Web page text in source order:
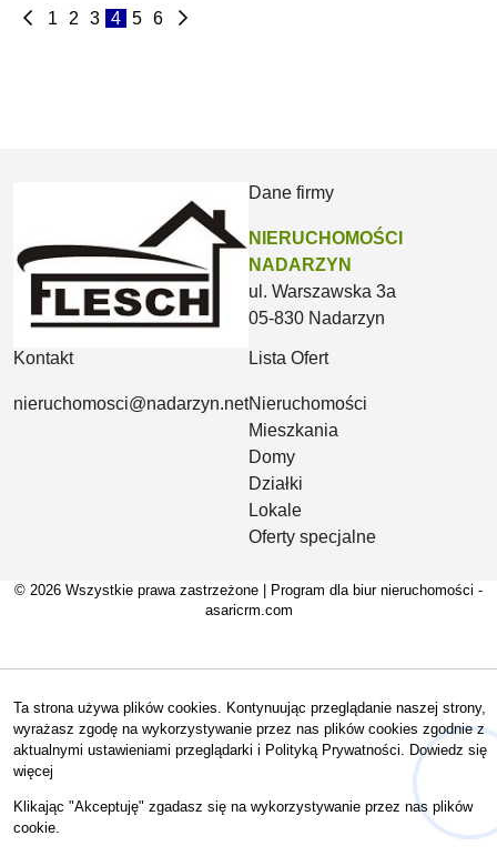
1 2 3 4 5 6
Dane firmy
NIERUCHOMOŚCI
NADARZYN
ul. Warszawska 3a
05-830 Nadarzyn
Kontakt
nieruchomosci@nadarzyn.net
Lista Ofert
Nieruchomości
Mieszkania
Domy
Działki
Lokale
Oferty specjalne
© 2026 Wszystkie prawa zastrzeżone | Program dla biur nieruchomości -
asaricrm.com
Ta strona używa plików cookies. Kontynuując przeglądanie naszej strony,
wyrażasz zgodę na wykorzystywanie przez nas plików cookies zgodnie z
aktualnymi ustawieniami przeglądarki i Polityką Prywatności. Dowiedz się
więcej
Klikając "Akceptuję" zgadasz się na wykorzystywanie przez nas plików
cookie.
Hej! Chętnie Ci pomogę 🙂